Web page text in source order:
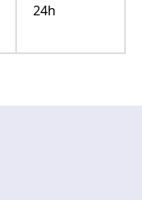
24h